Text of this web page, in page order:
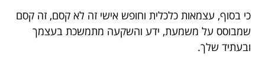
כי בסוף, עצמאות כלכלית וחופש אישי זה לא קסם, זה קסם
שמבוסס על משמעת, ידע והשקעה מתמשכת בעצמך
ובעתיד שלך.